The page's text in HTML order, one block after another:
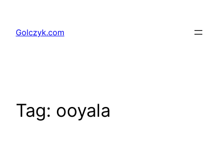
treściGolczyk.com
Tag: ooyala